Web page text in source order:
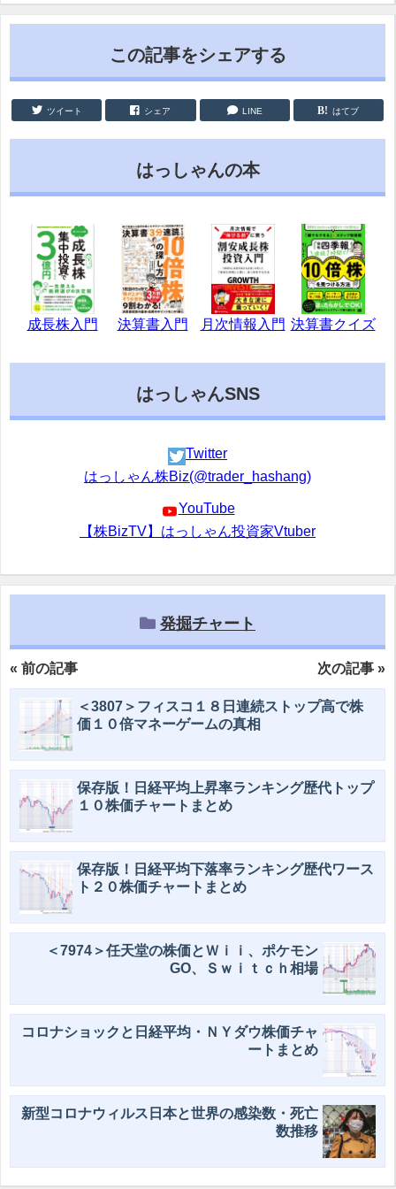
この記事をシェアする
ツイート シェア LINE はてブ
はっしゃんの本
成長株入門 決算書入門 月次情報入門 決算書クイズ
はっしゃんSNS
Twitter
はっしゃん株Biz(@trader_hashang)
YouTube
【株BizTV】はっしゃん投資家Vtuber
発掘チャート
« 前の記事 次の記事 »
＜3807＞フィスコ１８日連続ストップ高で株
価１０倍マネーゲームの真相
保存版！日経平均上昇率ランキング歴代トップ
１０株価チャートまとめ
保存版！日経平均下落率ランキング歴代ワース
ト２０株価チャートまとめ
＜7974＞任天堂の株価とＷｉｉ、ポケモン
GO、Ｓｗｉｔｃｈ相場
コロナショックと日経平均・ＮＹダウ株価チャ
ートまとめ
新型コロナウィルス日本と世界の感染数・死亡
数推移